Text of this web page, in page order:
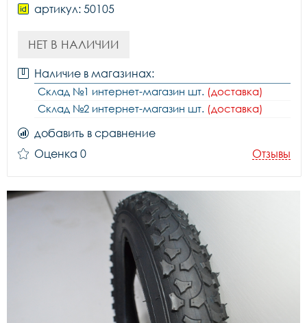
артикул: 50105
НЕТ В НАЛИЧИИ
Наличие в магазинах:
Склад №1 интернет-магазин шт. (доставка)
Склад №2 интернет-магазин шт. (доставка)
добавить в сравнение
Оценка 0
Отзывы